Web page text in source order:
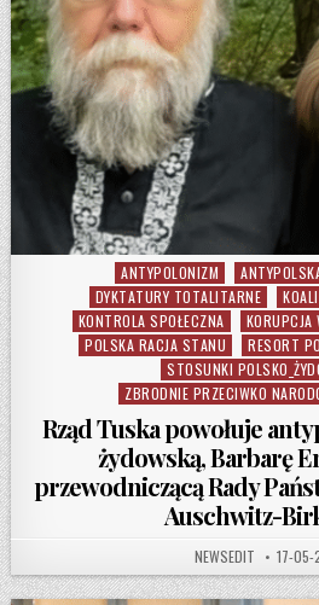
Posted in
ANTYPOLONIZM
DYKTATURY TOTALITARNE
KONTROLA SPOŁECZNA
KORUPCJA
POLSKA RACJA STANU
RESORT
STOSUNKI
ZBRODNIE PRZECIWKO
Rząd Tuska powołuje
żydowską, Barbarę
przewodniczącą Rady
Auschwitz-
AUTHOR:
NEWSEDIT 17-